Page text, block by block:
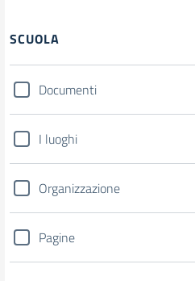
SCUOLA
Documenti
I luoghi
Organizzazione
Pagine